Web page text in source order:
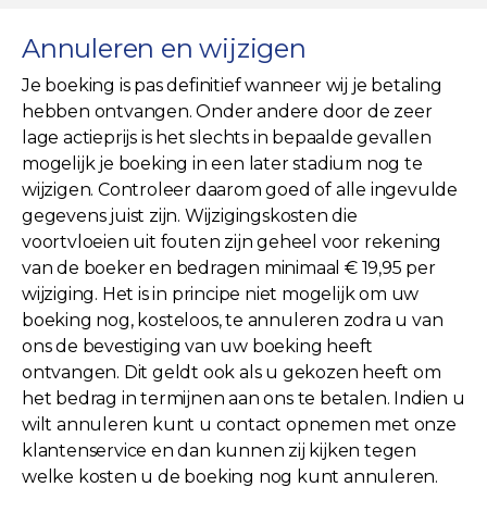
Annuleren en wijzigen
Je boeking is pas definitief wanneer wij je betaling
hebben ontvangen. Onder andere door de zeer
lage actieprijs is het slechts in bepaalde gevallen
mogelijk je boeking in een later stadium nog te
wijzigen. Controleer daarom goed of alle ingevulde
gegevens juist zijn. Wijzigingskosten die
voortvloeien uit fouten zijn geheel voor rekening
van de boeker en bedragen minimaal € 19,95 per
wijziging. Het is in principe niet mogelijk om uw
boeking nog, kosteloos, te annuleren zodra u van
ons de bevestiging van uw boeking heeft
ontvangen. Dit geldt ook als u gekozen heeft om
het bedrag in termijnen aan ons te betalen. Indien u
wilt annuleren kunt u contact opnemen met onze
klantenservice en dan kunnen zij kijken tegen
welke kosten u de boeking nog kunt annuleren.